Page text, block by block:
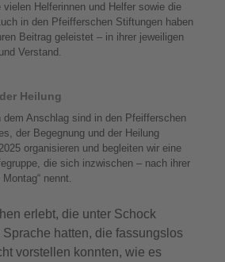
Helferinnen und Helfer sowie die
in den Pfeifferschen Stiftungen haben
Beitrag geleistet – in ihrer jeweiligen
Verstand.
Heilung
dem Anschlag sind in den Pfeifferschen
der Begegnung und der Heilung
organisieren und begleiten wir eine
die sich inzwischen – nach ihrer
nennt.
erlebt, die unter Schock
hatten, die fassungslos
vorstellen konnten, wie es